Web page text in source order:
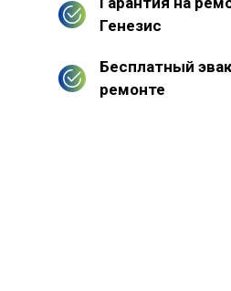
Генезис
Бесплатный
ремонте